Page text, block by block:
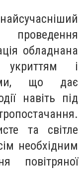
обладнана
укриттям і
що дає
навіть під
та світле
необхідним
повітряної